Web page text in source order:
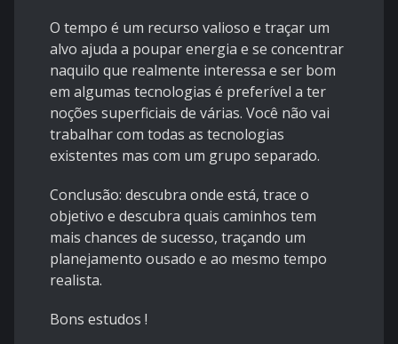
O tempo é um recurso valioso e traçar um
alvo ajuda a poupar energia e se concentrar
naquilo que realmente interessa e ser bom
em algumas tecnologias é preferível a ter
noções superficiais de várias. Você não vai
trabalhar com todas as tecnologias
existentes mas com um grupo separado.
Conclusão: descubra onde está, trace o
objetivo e descubra quais caminhos tem
mais chances de sucesso, traçando um
planejamento ousado e ao mesmo tempo
realista.
Bons estudos !